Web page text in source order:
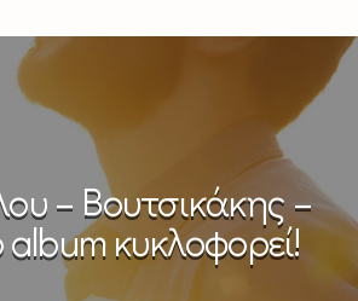
– Βουτσικάκης –
κυκλοφορεί!